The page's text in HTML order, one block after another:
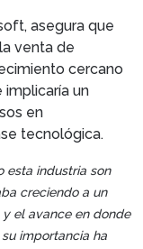
asegura que
venta de
cercano
implicaría un
en
tecnológica.
esta industria son
creciendo a un
y el avance en donde
importancia ha